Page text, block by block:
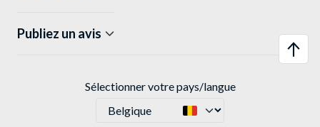
Publiez un avis
Sélectionner votre pays/langue